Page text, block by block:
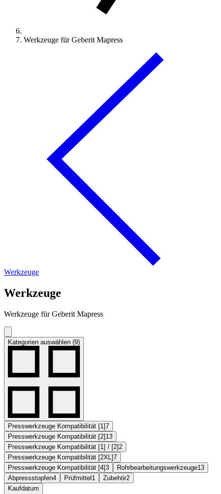
Werkzeuge für Geberit Mapress
Werkzeuge
Werkzeuge
Werkzeuge für Geberit Mapress
Kategorien auswählen (9)
Presswerkzeuge Kompatibilität [1]7
Presswerkzeuge Kompatibilität [2] 13
Presswerkzeuge Kompatibilität [1] / [2] 2
Presswerkzeuge Kompatibilität [2XL]7
Presswerkzeuge Kompatibilität [4]3 Rohrbearbeitungswerkzeuge13
Abpressstopfen4 Prüfmittel 1 Zubehör2
Kaufdatum